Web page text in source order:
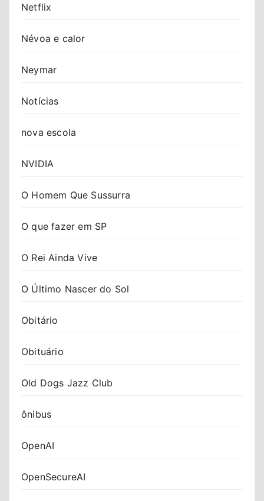
Netflix
Névoa e calor
Neymar
Notícias
nova escola
NVIDIA
O Homem Que Sussurra
O que fazer em SP
O Rei Ainda Vive
O Último Nascer do Sol
Obitário
Obituário
Old Dogs Jazz Club
ônibus
OpenAI
OpenSecureAI